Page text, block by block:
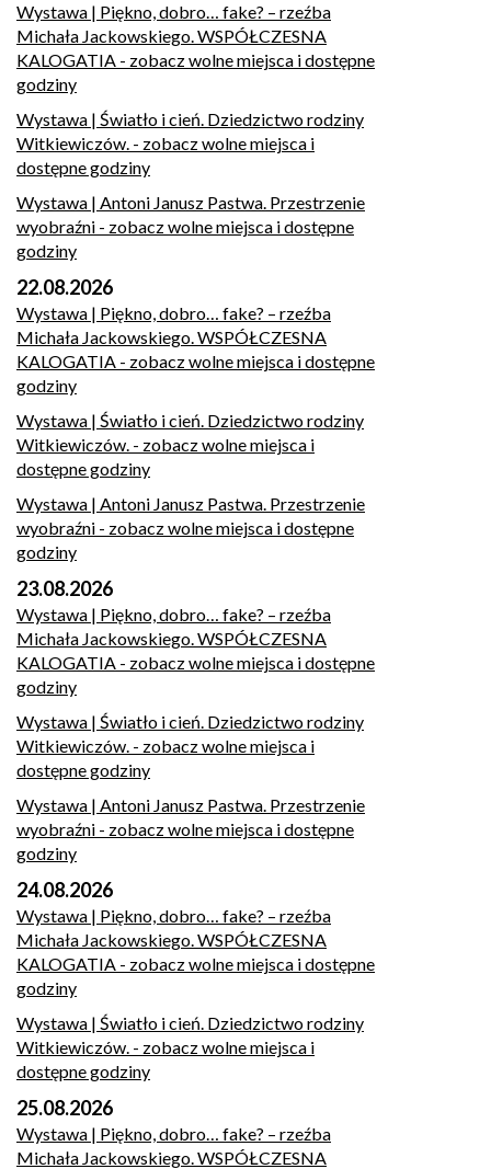
Wystawa | Piękno, dobro… fake? – rzeźba
Michała Jackowskiego. WSPÓŁCZESNA
KALOGATIA - zobacz wolne miejsca i dostępne
godziny
Wystawa | Światło i cień. Dziedzictwo rodziny
Witkiewiczów. - zobacz wolne miejsca i
dostępne godziny
Wystawa | Antoni Janusz Pastwa. Przestrzenie
wyobraźni - zobacz wolne miejsca i dostępne
godziny
22.08.2026
Wystawa | Piękno, dobro… fake? – rzeźba
Michała Jackowskiego. WSPÓŁCZESNA
KALOGATIA - zobacz wolne miejsca i dostępne
godziny
Wystawa | Światło i cień. Dziedzictwo rodziny
Witkiewiczów. - zobacz wolne miejsca i
dostępne godziny
Wystawa | Antoni Janusz Pastwa. Przestrzenie
wyobraźni - zobacz wolne miejsca i dostępne
godziny
23.08.2026
Wystawa | Piękno, dobro… fake? – rzeźba
Michała Jackowskiego. WSPÓŁCZESNA
KALOGATIA - zobacz wolne miejsca i dostępne
godziny
Wystawa | Światło i cień. Dziedzictwo rodziny
Witkiewiczów. - zobacz wolne miejsca i
dostępne godziny
Wystawa | Antoni Janusz Pastwa. Przestrzenie
wyobraźni - zobacz wolne miejsca i dostępne
godziny
24.08.2026
Wystawa | Piękno, dobro… fake? – rzeźba
Michała Jackowskiego. WSPÓŁCZESNA
KALOGATIA - zobacz wolne miejsca i dostępne
godziny
Wystawa | Światło i cień. Dziedzictwo rodziny
Witkiewiczów. - zobacz wolne miejsca i
dostępne godziny
25.08.2026
Wystawa | Piękno, dobro… fake? – rzeźba
Michała Jackowskiego. WSPÓŁCZESNA